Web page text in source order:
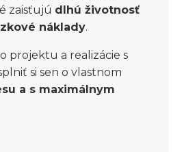
zaisťujú dlhú životnosť
náklady.
projektu a realizácie s
si sen o vlastnom
a s maximálnym